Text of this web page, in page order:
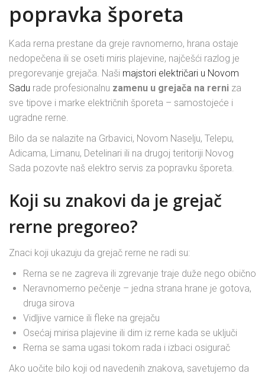
popravka šporeta
Kada rerna prestane da greje ravnomerno, hrana ostaje
nedopečena ili se oseti miris plajevine, najčešći razlog je
pregorevanje grejača. Naši majstori električari u Novom
Sadu rade profesionalnu zamenu u grejača na rerni za
sve tipove i marke električnih šporeta – samostojeće i
ugradne rerne.
Bilo da se nalazite na Grbavici, Novom Naselju, Telepu,
Adicama, Limanu, Detelinari ili na drugoj teritoriji Novog
Sada pozovte naš elektro servis za popravku šporeta.
Koji su znakovi da je grejač
rerne pregoreo?
Znaci koji ukazuju da grejač rerne ne radi su:
Rerna se ne zagreva ili zgrevanje traje duže nego obično
Neravnomerno pečenje – jedna strana hrane je gotova,
druga sirova
Vidljive varnice ili fleke na grejaču
Osećaj mirisa plajevine ili dim iz rerne kada se uključi
Rerna se sama ugasi tokom rada i izbaci osigurač
Ako uočite bilo koji od navedenih znakova, savetujemo da